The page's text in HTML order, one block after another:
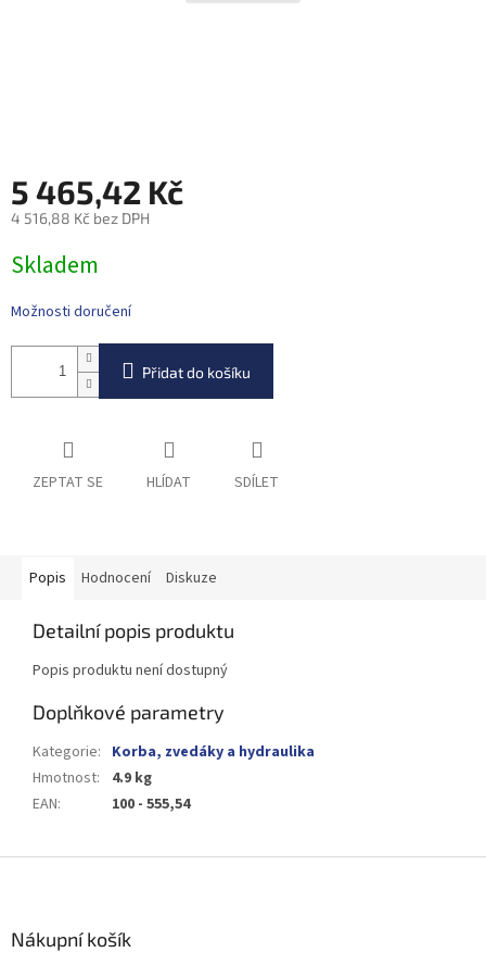
5 465,42 Kč
4 516,88 Kč bez DPH
cena:
Skladem
Možnosti doručení
Přidat do košíku
ZEPTAT SE HLÍDAT SDÍLET
Popis Hodnocení Diskuze
Detailní popis produktu
Popis produktu není dostupný
Doplňkové parametry
Kategorie: Korba, zvedáky a hydraulika
Hmotnost:
4.9 kg
EAN: 100 - 555,54
Nákupní košík